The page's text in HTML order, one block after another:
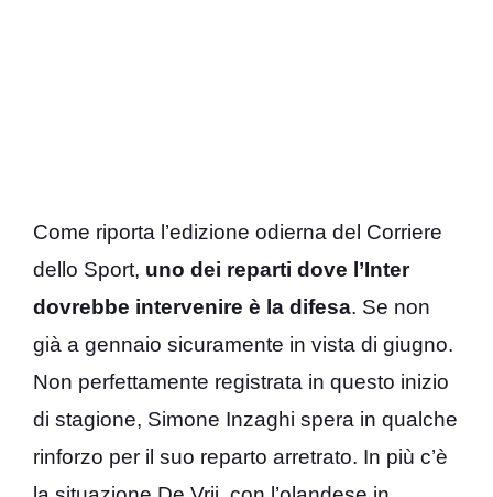
Come riporta l’edizione odierna del Corriere
dello Sport, uno dei reparti dove l’Inter
dovrebbe intervenire è la difesa. Se non
già a gennaio sicuramente in vista di giugno.
Non perfettamente registrata in questo inizio
di stagione, Simone Inzaghi spera in qualche
rinforzo per il suo reparto arretrato. In più c’è